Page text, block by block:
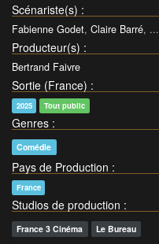
Scénariste(s) :
Fabienne Godet, Claire Barré, ...
Producteur(s) :
Bertrand Faivre
Sortie (France) :
2025 Tout public
Genres :
Comédie
Pays de Production :
France
Studios de production :
France 3 Cinéma Le Bureau